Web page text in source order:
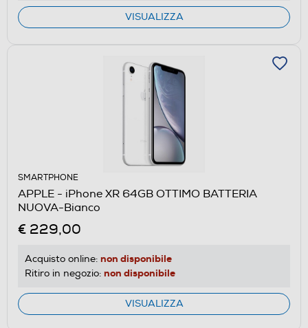
VISUALIZZA
SMARTPHONE
APPLE - iPhone XR 64GB OTTIMO BATTERIA
NUOVA-Bianco
€ 229,00
Acquisto online: non disponibile
Ritiro in negozio: non disponibile
VISUALIZZA